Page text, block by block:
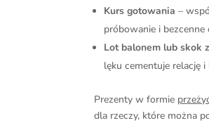
Kurs gotowania –
próbowanie i
Lot balonem lub skok
lęku cementuje relację
Prezenty w formie
dla rzeczy, które można